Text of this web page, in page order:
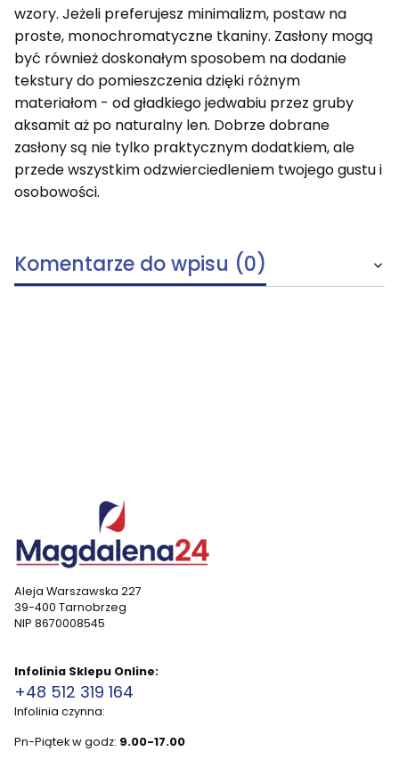
wzory. Jeżeli preferujesz minimalizm, postaw na
proste, monochromatyczne tkaniny. Zasłony mogą
być również doskonałym sposobem na dodanie
tekstury do pomieszczenia dzięki różnym
materiałom - od gładkiego jedwabiu przez gruby
aksamit aż po naturalny len. Dobrze dobrane
zasłony są nie tylko praktycznym dodatkiem, ale
przede wszystkim odzwierciedleniem twojego gustu i
osobowości.
Komentarze do wpisu (0)
Aleja Warszawska 227
39-400 Tarnobrzeg
NIP 8670008545
Infolinia Sklepu Online:
+48 512 319 164
Infolinia czynna:
Pn-Piątek w godz: 9.00-17.00